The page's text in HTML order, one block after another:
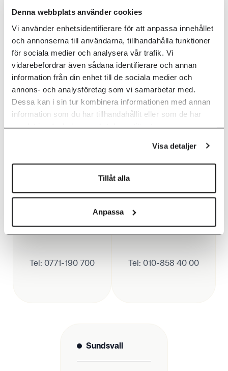
Denna webbplats använder cookies
Vi använder enhetsidentifierare för att anpassa innehållet
och annonserna till användarna, tillhandahålla funktioner
för sociala medier och analysera vår trafik. Vi
vidarebefordrar även sådana identifierare och annan
information från din enhet till de sociala medier och
annons- och analysföretag som vi samarbetar med.
Dessa kan i sin tur kombinera informationen med annan
information som du har tillhandahållit eller som de har
samlat in när du har använt deras tjänster.
Visa detaljer
Tillåt alla
Anpassa
Uppsala
Dragarbrunnsgatan 78B
753 20 Uppsala
872 31 Kramfors
Tel: 0771-190 700
Aurorum 8B
977 75 Luleå
Tel: 010-858 40 00
Sundsvall